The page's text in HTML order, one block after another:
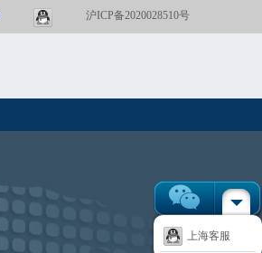
沪ICP备2020028510号
上海
上海客服